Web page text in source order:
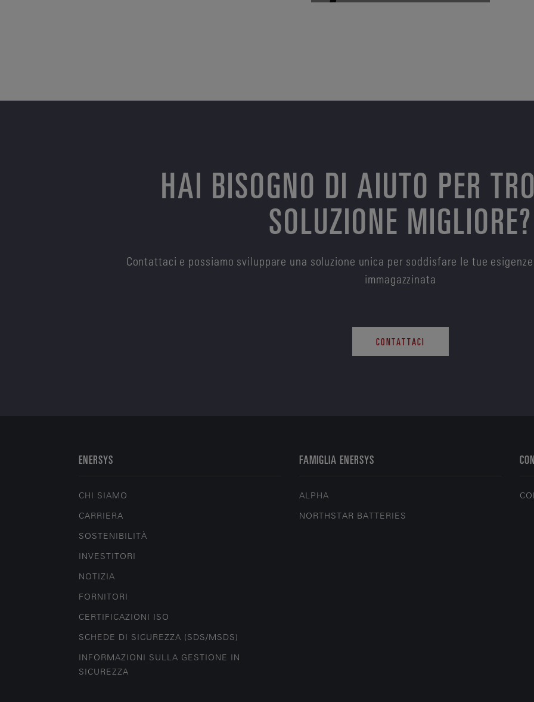
HAI BISOGNO DI AIUTO PER
SOLUZIONE MIGLIORE?
Contattaci e possiamo sviluppare una soluzione unica per soddisfare le tue
immagazzinata
CONTATTACI
ENERSYS
CHI SIAMO
CARRIERA
SOSTENIBILITÀ
INVESTITORI
NOTIZIA
FORNITORI
CERTIFICAZIONI ISO
SCHEDE DI SICUREZZA (SDS/MSDS)
INFORMAZIONI SULLA GESTIONE IN
SICUREZZA
FAMIGLIA ENERSYS
ALPHA
NORTHSTAR BATTERIES